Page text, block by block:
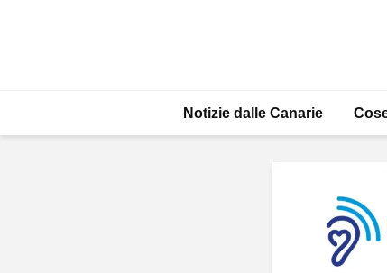
Notizie dalle Canarie